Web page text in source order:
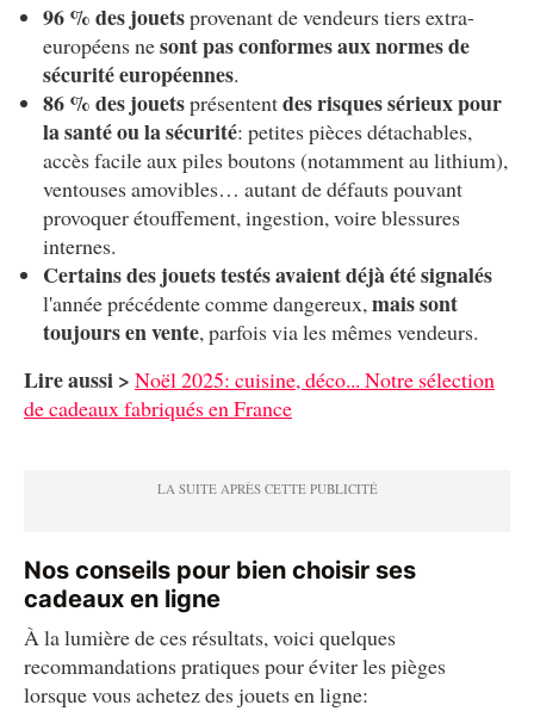
96 % des jouetsprovenant de vendeurs tiers extra-
européens nesont pas conformes aux normes de
sécurité européennes.
86 % des jouetsprésententdes risques sérieux pour
la santé ou la sécurité: petites pièces détachables,
accès facile aux piles boutons (notamment au lithium),
ventouses amovibles… autant de défauts pouvant
provoquer étouffement, ingestion, voire blessures
internes.
Certains des jouets testés avaient déjà été signalés
l'année précédente comme dangereux,mais sont
toujours en vente, parfois via les mêmes vendeurs.
Lire aussi > Noël 2025: cuisine, déco... Notre sélection
de cadeaux fabriqués en France
Nos conseils pour bien choisir ses
cadeaux en ligne
À la lumière de ces résultats, voici quelques
recommandations pratiques pour éviter les pièges
lorsque vous achetez des jouets en ligne: